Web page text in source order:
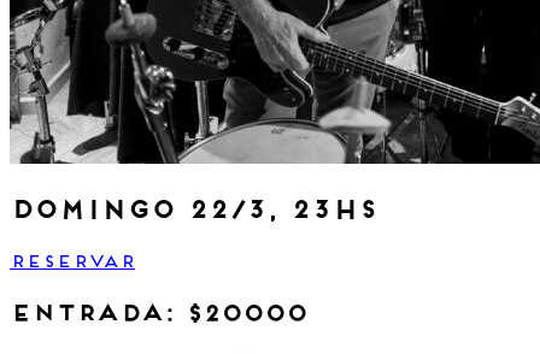
domingo 22/3, 23hs
RESERVAR
Entrada: $20000